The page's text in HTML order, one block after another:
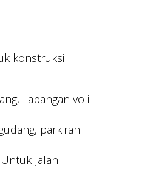
konstruksi
Lapangan voli
parkiran.
Jalan